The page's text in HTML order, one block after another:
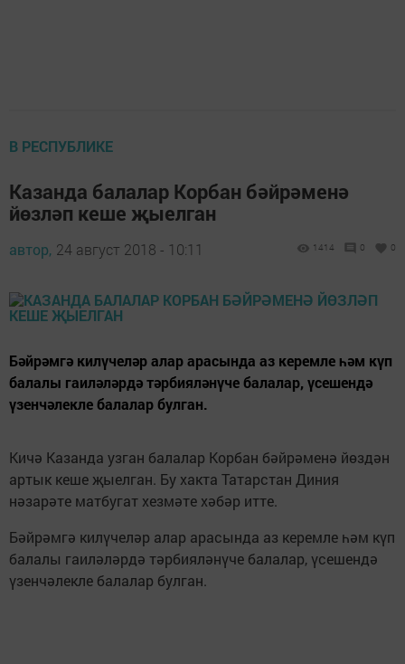
В РЕСПУБЛИКЕ
Казанда балалар Корбан бәйрәменә
йөзләп кеше җыелган
автор, 24 август 2018 - 10:11 1414 0 0
Бәйрәмгә килүчеләр алар арасында аз керемле һәм күп
балалы гаиләләрдә тәрбияләнүче балалар, үсешендә
үзенчәлекле балалар булган.
Кичә Казанда узган балалар Корбан бәйрәменә йөздән
артык кеше җыелган. Бу хакта Татарстан Диния
нәзарәте матбугат хезмәте хәбәр итте.
Бәйрәмгә килүчеләр алар арасында аз керемле һәм күп
балалы гаиләләрдә тәрбияләнүче балалар, үсешендә
үзенчәлекле балалар булган.